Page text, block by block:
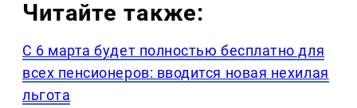
Читайте также:
С 6 марта будет полностью бесплатно для
всех пенсионеров: вводится новая нехилая
льгота